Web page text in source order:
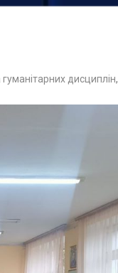
дисциплін,